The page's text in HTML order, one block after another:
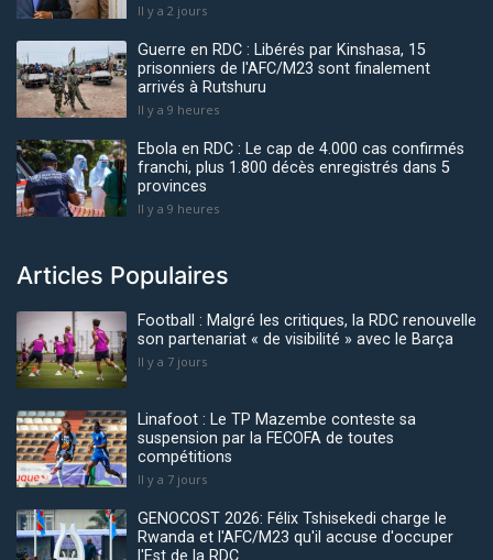
Il y a 2 jours
Guerre en RDC : Libérés par Kinshasa, 15
prisonniers de l'AFC/M23 sont finalement
arrivés à Rutshuru
Il y a 9 heures
Ebola en RDC : Le cap de 4.000 cas confirmés
franchi, plus 1.800 décès enregistrés dans 5
provinces
Il y a 9 heures
Articles Populaires
Football : Malgré les critiques, la RDC renouvelle
son partenariat « de visibilité » avec le Barça
Il y a 7 jours
Linafoot : Le TP Mazembe conteste sa
suspension par la FECOFA de toutes
compétitions
Il y a 7 jours
GENOCOST 2026: Félix Tshisekedi charge le
Rwanda et l'AFC/M23 qu'il accuse d'occuper
l'Est de la RDC